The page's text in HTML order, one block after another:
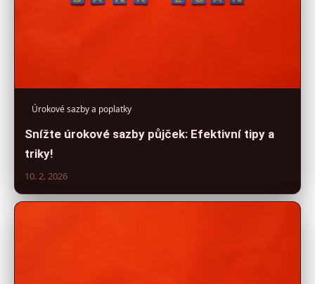
Úrokové sazby a poplatky
Snížte úrokové sazby půjček: Efektivní tipy a
triky!
10. 2. 2026